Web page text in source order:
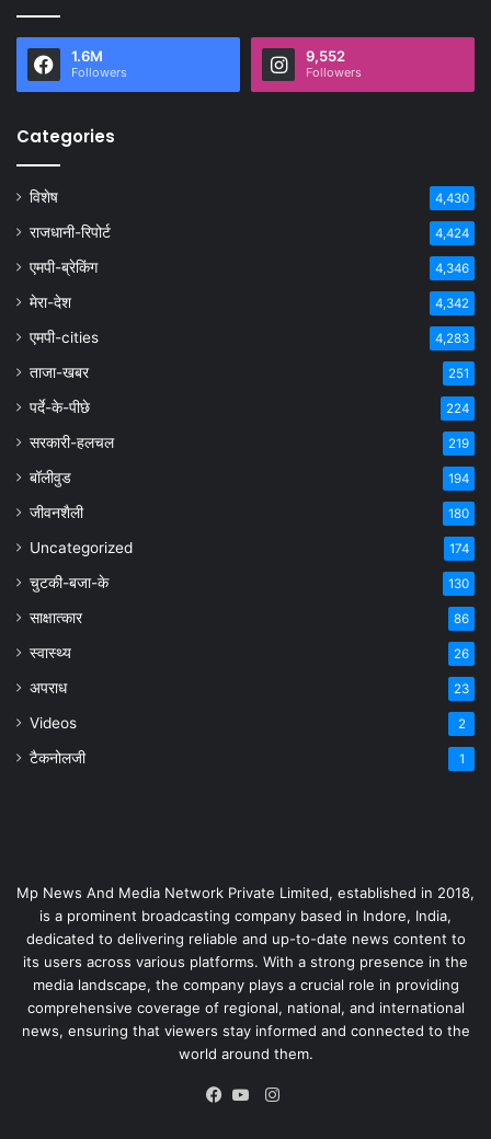
1.6M
Followers
9,552
Followers
Categories
विशेष 4,430
राजधानी-रिपोर्ट 4,424
एमपी-ब्रेकिंग 4,346
मेरा-देश 4,342
एमपी-cities 4,283
ताजा-खबर 251
पर्दे-के-पीछे 224
सरकारी-हलचल 219
बॉलीवुड 194
जीवनशैली 180
Uncategorized 174
चुटकी-बजा-के 130
साक्षात्कार 86
स्वास्थ्य 26
अपराध 23
Videos 2
टैकनोलजी 1
Mp News And Media Network Private Limited, established in 2018,
is a prominent broadcasting company based in Indore, India,
dedicated to delivering reliable and up-to-date news content to
its users across various platforms. With a strong presence in the
media landscape, the company plays a crucial role in providing
comprehensive coverage of regional, national, and international
news, ensuring that viewers stay informed and connected to the
world around them.
Instagram